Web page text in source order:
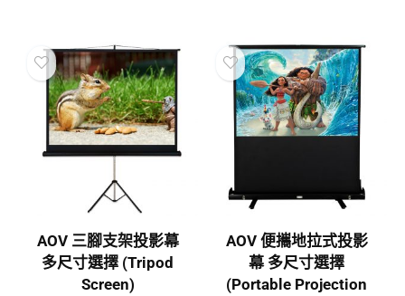
AOV 三腳支架投影幕
多尺寸選擇 (Tripod
Screen)
AOV 便攜地拉式投影
幕 多尺寸選擇
(Portable Projection